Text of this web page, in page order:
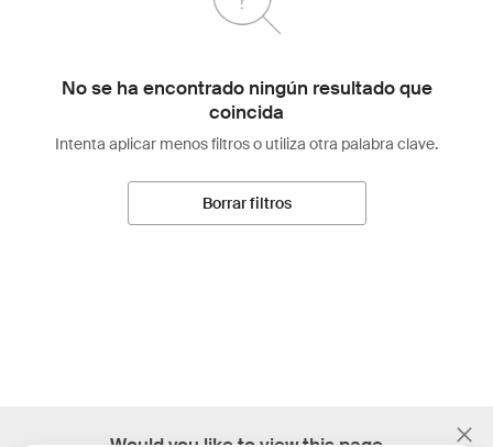
No se ha encontrado ningún resultado que
coincida
Intenta aplicar menos filtros o utiliza otra palabra clave.
Borrar filtros